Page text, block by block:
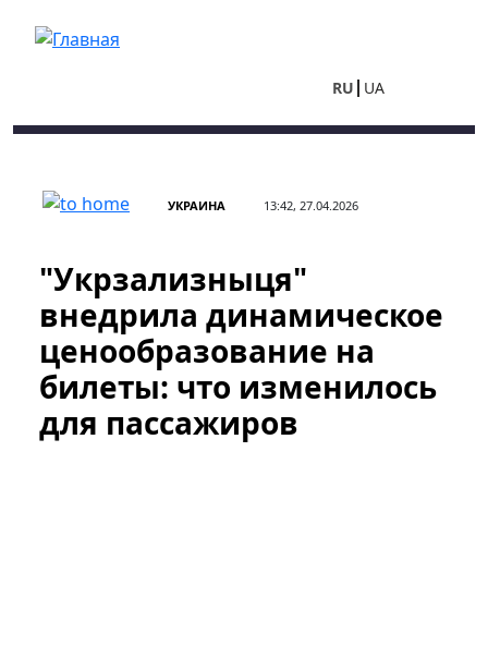
RU UA
УКРАИНА 13:42, 27.04.2026
"Укрзализныця"
внедрила динамическое
ценообразование на
билеты: что изменилось
для пассажиров